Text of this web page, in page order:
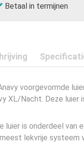
Betaal in termijnen
voorgevormde
XL/Nacht. Deze luier
luier is onderdeel van
lekvrije systeem